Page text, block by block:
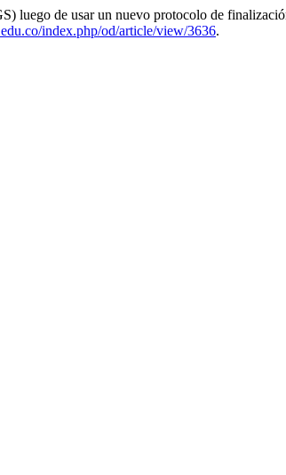
luego de usar un nuevo protocolo de
index.php/od/article/view/3636.